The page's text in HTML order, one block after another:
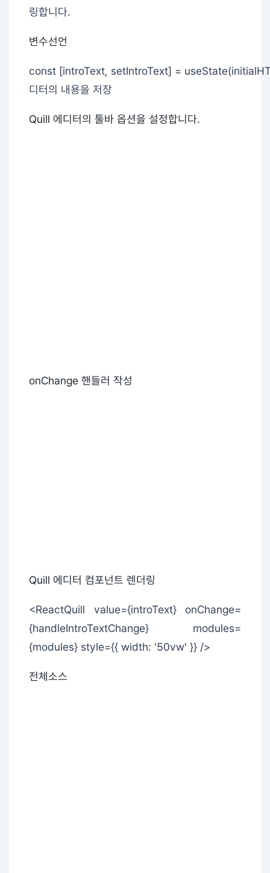
링합니다.
변수선언
const [introText, setIntroText] =
디터의 내용을 저장
Quill 에디터의 툴바 옵션을 설정합니다.
onChange 핸들러 작성
Quill 에디터 컴포넌트 렌더링
<ReactQuill value={introText} onChange=
{handleIntroTextChange} modules=
{modules} style={{ width: '50vw' }} />
전체소스